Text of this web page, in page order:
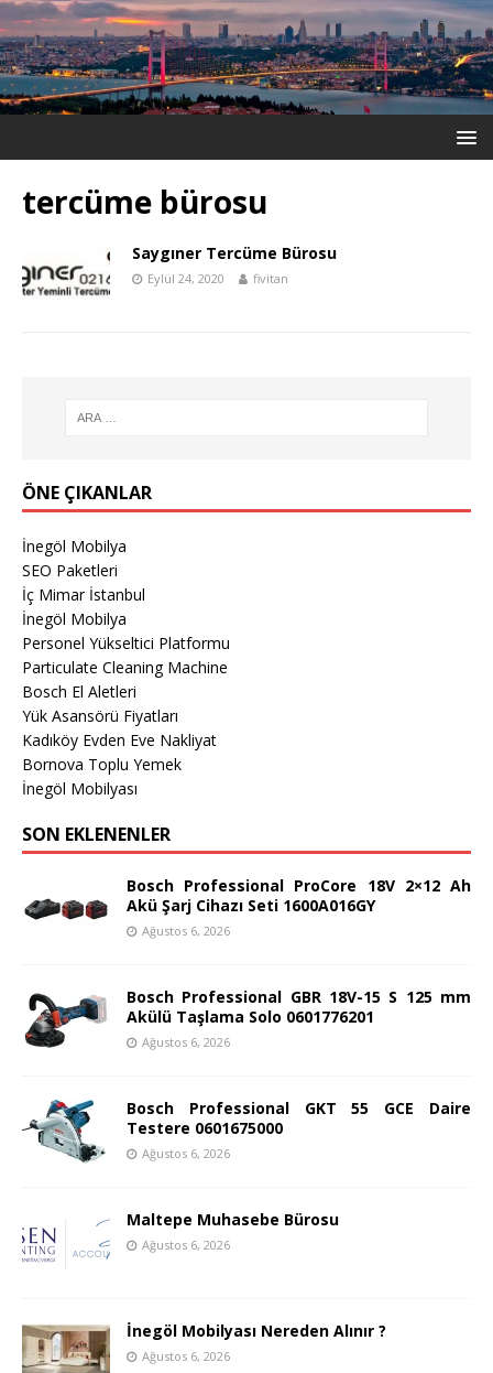
tercüme bürosu
Saygıner Tercüme Bürosu
Eylül 24, 2020 fivitan
ÖNE ÇIKANLAR
İnegöl Mobilya
SEO Paketleri
İç Mimar İstanbul
İnegöl Mobilya
Personel Yükseltici Platformu
Particulate Cleaning Machine
Bosch El Aletleri
Yük Asansörü Fiyatları
Kadıköy Evden Eve Nakliyat
Bornova Toplu Yemek
İnegöl Mobilyası
SON EKLENENLER
Bosch Professional ProCore 18V 2×12 Ah
Akü Şarj Cihazı Seti 1600A016GY
Ağustos 6, 2026
Bosch Professional GBR 18V-15 S 125 mm
Akülü Taşlama Solo 0601776201
Ağustos 6, 2026
Bosch Professional GKT 55 GCE Daire
Testere 0601675000
Ağustos 6, 2026
Maltepe Muhasebe Bürosu
Ağustos 6, 2026
İnegöl Mobilyası Nereden Alınır ?
Ağustos 6, 2026